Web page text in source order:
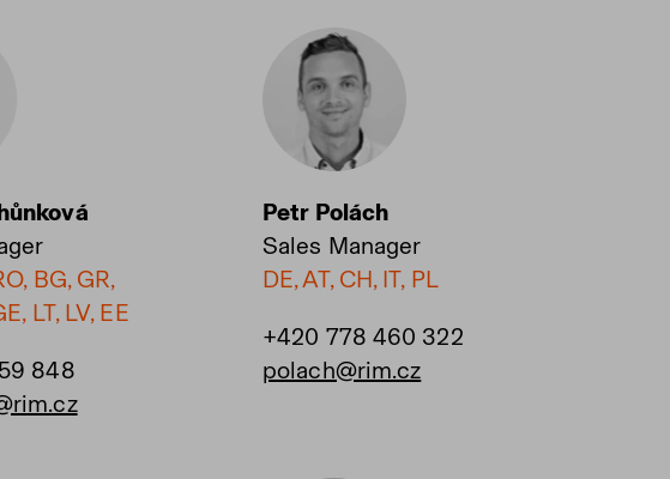
BG, GR,
LT, LV, EE
848
Petr Polách
Sales Manager
DE, AT, CH, IT, PL
+420 778 460 322
polach@rim.cz